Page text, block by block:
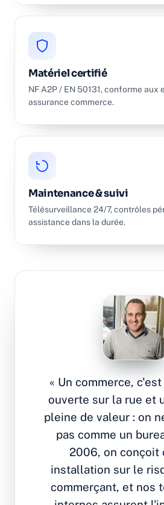
Matériel certifié
NF A2P / EN 50131, conforme aux
assurance commerce.
Maintenance & suivi
Télésurveillance 24/7, contrôles
assistance dans la durée.
« Un commerce,
ouverte sur la rue et
pleine de valeur : on
pas comme un
2006, on conçoit
installation sur le
commerçant, et nos